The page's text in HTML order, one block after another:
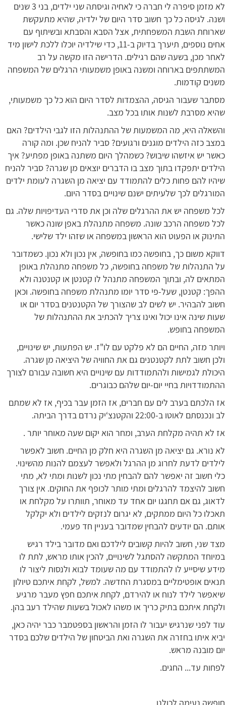
לא מזמן סיפרה לי חברה כי לאחיה וגיסתה שני ילדים, בני 3 שנים
ושנה. לגיסה כל כך חשוב סדר היום של ילדיה, שהיא מתעקשת
שארוחת השבת המשפחתית, אצל הסבא והסבתא ובשיתוף עם
אחים נוספים, תיערך בדיוק ב-11, כדי שילדיה יוכלו ללכת לישון מיד
לאחר מכן, בשעה שהם רגילים. הדרישה הזו מקשה על רב
המשתתפים בארוחה ומשנה באופן משמעותי הרגלים של המשפחה
משנים קודמות.
מסתבר שעבור הגיסה, ההצמדות לסדר היום הוא כל כך משמעותי,
שהיא מסרבת לשנות אותו בכל מצב.
והשאלה היא, מה המשמעות של ההתנהלות הזו לגבי הילדים? האם
במצב כזה הילדים מוגנים ורגועים? סביר להניח שכן. ומה קורה
כאשר יש איזשהו שיבוש? כשמהלך היום משתנה באופן מפתיע? איך
הילדים יתפקדו בתוך מצב בו הדברים יוצאים מן שגרה? סביר להניח
שיהיו להם פחות כלים להתמודד עם יציאה מן השגרה לעומת ילדים
המורגלים לכך שלעיתים ישנם שינויים בסדר היום.
לכל משפחה יש את ההרגלים שלה וכן את סדרי העדיפויות שלה. גם
לכל משפחה הרכב שונה. משפחה מתנהלת באפן שונה כאשר
התינוק או הפעוט הוא הראשון במשפחה או שזהו ילד שלישי.
דווקא משום כך, בחופשה כמו בחופשה, אין נכון ולא נכון. כשמדובר
על התנהלות של משפחה בחופשה, כל משפחה מתנהלת באופן
המתאים לה, ובתוך המשפחה מתנהל לו קטנטן או קטנטנה ולא
ההפך: קטנטן, שעל-פי סדר יומו מתנהלת משפחה בחופשה. וכאן
חשוב להבהיר. יש לשים לב שהצורך של הקטנטנים בסדר יום או
שעות שינה אינו יכול ואינו צריך להכתיב את ההתנהלות של
המשפחה בחופש.
ויותר מזה, החיים הם לא פלקט עם לו"ז. יש הפתעות, יש שינויים,
ולכן חשוב לתת לקטנטנים גם את החוויה של היציאה מן שגרה.
היכולת לגמישות ולהתמודדות עם שינויים היא חשובה עבורם לצורך
ההתמודדויות בחיי יום-יום שלהם כבוגרים.
אז הלכתם בערב לים עם חברים, אז הזמן עבר בכיף, אז לא שמתם
לב ונכנסתם לאוטו ב-22:00 והקטנצ‘יק נרדם בדרך הביתה.
אז לא תהיה מקלחת הערב, ומחר הוא יקום שעה מאוחר יותר .
לא נורא. גם יציאה מן השגרה היא חלק מן החיים. חשוב לאפשר
לילדים לדעת לחרוג מן ההרגל ולאפשר לעצמם להנות מהשינוי.
כלי חשוב זה יאפשר להם להבחין מתי נכון לשנות ומתי לא, מתי
חשוב להיצמד להרגלים ומתי מותר לכופף את החוקים. אין צורך
לדאוג, גם אם תחגגו יום אחד עד מאוחר, תוותרו על מקלחת או
תאכלו כל היום ממתקים, לא יגרום לנזקים לילדים ולא יקלקל
אותם. הם יודעים להבחין שמדובר בעניין חד פעמי.
מצד שני, חשוב להיות קשובים לילדכם ואם מדובר בילד רגיש
במיוחד המתקשה להסתגל לשינויים, להכין אותו מראש, לתת לו
מידע שיסייע לו להתמודד עם מה שעומד לבוא ולנסות ליצור לו
תנאים אופטימליים במסגרת החדשה. למשל, לקחת איתכם טיולון
שיאפשר לילד לנוח או להירדם, לקחת איתכם חפץ מעבר מרגיע
ולקחת איתכם בתיק כריך או משהו לאכול בשעות שהילד רעב בהן.
עוד לפני שנרגיש יעבור לו הזמן והראשון בספטמבר כבר יהיה כאן,
יביא איתו בחזרה את השגרה ואת הביטחון של הילדים שלכם בסדר
יום מובנה מראש.
לפחות עד... החגים.